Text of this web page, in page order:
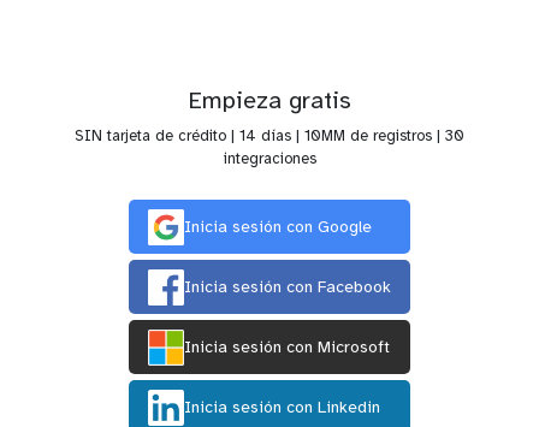
Empieza gratis
SIN tarjeta de crédito | 14 días | 10MM de registros | 30
integraciones
Inicia sesión con Google
Inicia sesión con Facebook
Inicia sesión con Microsoft
Inicia sesión con Linkedin